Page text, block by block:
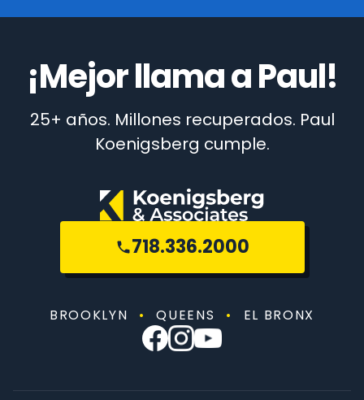
¡Mejor llama a Paul!
25+ años. Millones recuperados. Paul
Koenigsberg cumple.
718.336.2000
BROOKLYN • QUEENS • EL BRONX